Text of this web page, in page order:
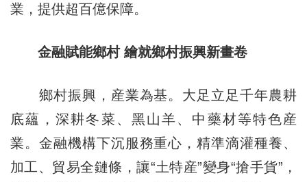
業，提供超百億保障。
金融賦能鄉村 繪就鄉村振興新畫卷
鄉村振興，産業為基。大足立足千年農耕
底蘊，深耕冬菜、黑山羊、中藥材等特色産
業。金融機構下沉服務重心，精準滴灌種養、
加工、貿易全鏈條，讓“土特産”變身“搶手貨”，